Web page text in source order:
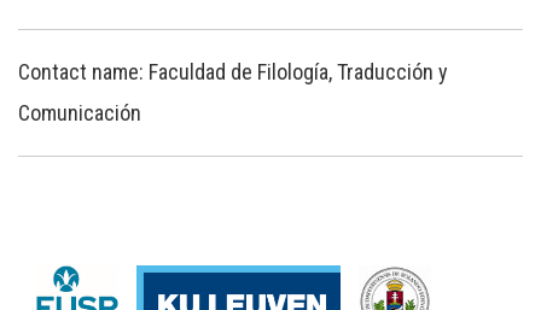
Contact name: Faculdad de Filología, Traducción y
Comunicación